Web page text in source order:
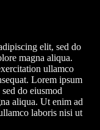
elit, sed do
magna aliqua.
ullamco
Lorem ipsum
do eiusmod
aliqua. Ut enim ad
laboris nisi ut